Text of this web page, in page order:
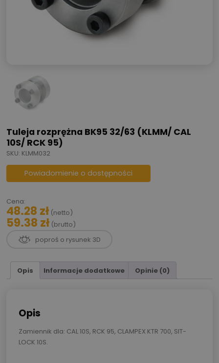
Tuleja rozprężna BK95 32/63 (KLMM/ CAL
10S/ RCK 95)
SKU: KLMM032
48.28 zł (netto)
59.38 zł (brutto)
Cena:
Powiadomienie o dostępności
poproś o rysunek 3D
Opis Informacje dodatkowe Opinie (0)
Opis
Zamiennik dla: CAL 10S, RCK 95, CLAMPEX KTR 700, SIT-
LOCK 10S.